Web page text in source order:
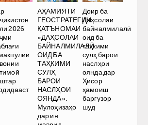
2026
АҲАМИЯТИ
ГЕОСТРАТЕГИИ
ҚАТЪНОМАИ
«ДАҲСОЛАИ
БАЙНАЛМИЛАЛӢ
ОИД БА
ТАҲКИМИ
СУЛҲ
БАРОИ
НАСЛҲОИ
ОЯНДА».
Мулоҳизаҳо
дар ин
Доир ба
Даҳсолаи
байналмилалӣ
оид ба
таҳкими
сулҳ барои
наслҳои
оянда дар
Ҳисор
ҳамоиш
баргузор
шуд